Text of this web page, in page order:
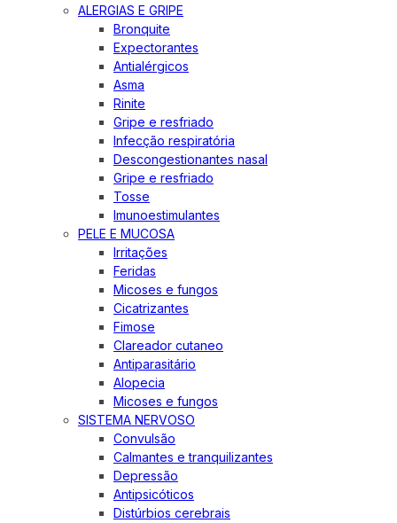
ALERGIAS E GRIPE
Bronquite
Expectorantes
Antialérgicos
Asma
Rinite
Gripe e resfriado
Infecção respiratória
Descongestionantes nasal
Gripe e resfriado
Tosse
Imunoestimulantes
PELE E MUCOSA
Irritações
Feridas
Micoses e fungos
Cicatrizantes
Fimose
Clareador cutaneo
Antiparasitário
Alopecia
Micoses e fungos
SISTEMA NERVOSO
Convulsão
Calmantes e tranquilizantes
Depressão
Antipsicóticos
Distúrbios cerebrais